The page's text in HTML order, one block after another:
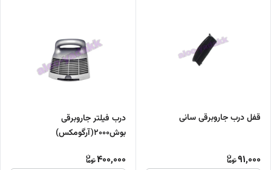
قفل درب جاروبرقی سانی
91,000
درب فیلتر جاروبرقی
بوش۲۰۰۰(آرگومکس)
400,000